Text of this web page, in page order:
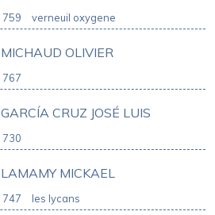
759 verneuil oxygene
767
MICHAUD OLIVIER
730
GARCÍA CRUZ JOSÉ LUIS
747
LAMAMY MICKAEL
les lycans